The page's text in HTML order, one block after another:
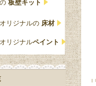
収納
センチュリー
チーフ一覧
グレッグ
ターフィールド
トレーン
ルポイズ
ー＆ホール
板壁キット
リジナルの 床材
リジナルペイント